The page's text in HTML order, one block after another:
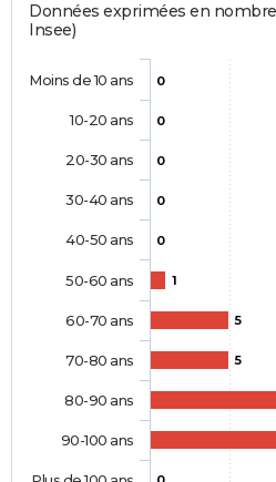
Données exprimées en nombre
Insee)
0
0
0
0
0
1
5
5
Moins de 10 ans
10-20 ans
20-30 ans
30-40 ans
40-50 ans
50-60 ans
60-70 ans
70-80 ans
80-90 ans
90-100 ans